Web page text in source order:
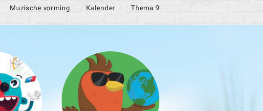
Muzische vorming Kalender Thema 9